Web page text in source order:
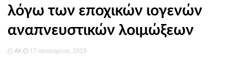
λόγω των εποχικών ιογενών
αναπνευστικών λοιμώξεων
AK 17 Ιανουαρίου, 2025